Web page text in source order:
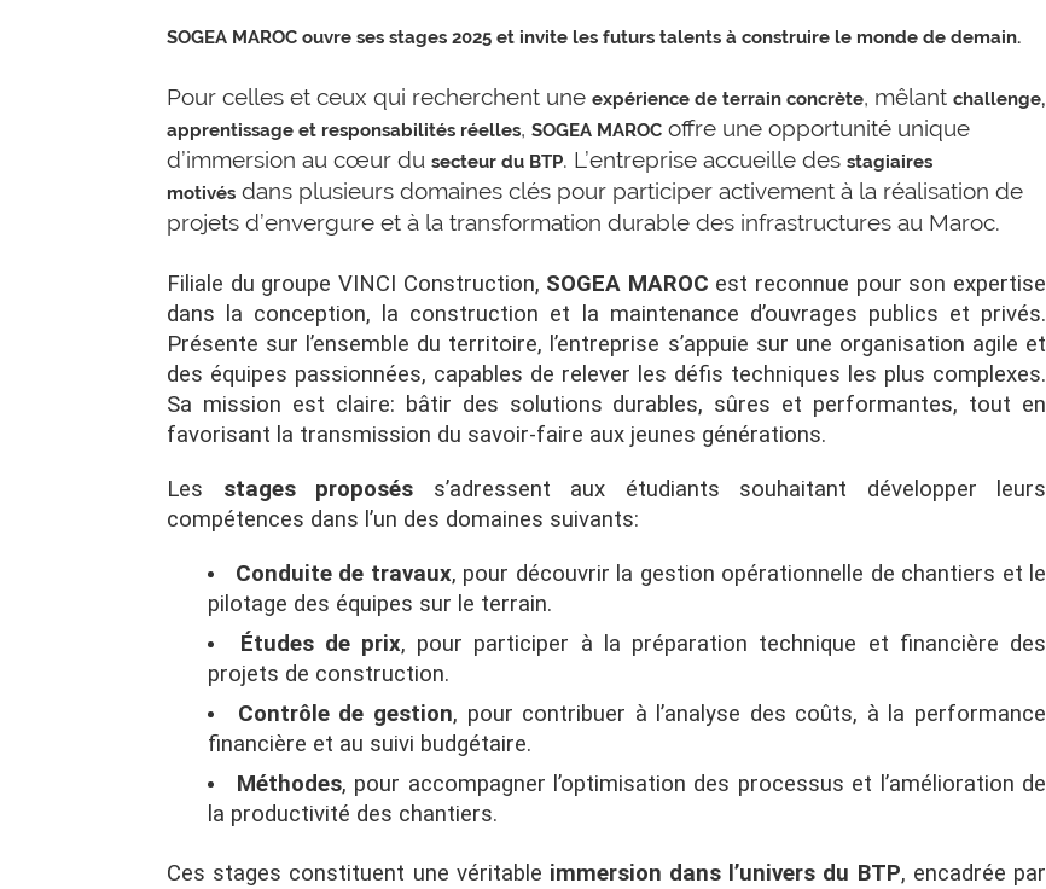
SOGEA MAROC ouvre ses stages 2025 et invite les futurs talents à construire le monde de demain.
Pour celles et ceux qui recherchent une expérience de terrain concrète, mêlant challenge,
apprentissage et responsabilités réelles, SOGEA MAROC offre une opportunité unique
d’immersion au cœur du secteur du BTP. L’entreprise accueille des stagiaires
motivés dans plusieurs domaines clés pour participer activement à la réalisation de
projets d’envergure et à la transformation durable des infrastructures au Maroc.
Filiale du groupe VINCI Construction, SOGEA MAROC est reconnue pour son expertise
dans la conception, la construction et la maintenance d’ouvrages publics et privés.
Présente sur l’ensemble du territoire, l’entreprise s’appuie sur une organisation agile et
des équipes passionnées, capables de relever les défis techniques les plus complexes.
Sa mission est claire: bâtir des solutions durables, sûres et performantes, tout en
favorisant la transmission du savoir-faire aux jeunes générations.
Les stages proposés s’adressent aux étudiants souhaitant développer leurs
compétences dans l’un des domaines suivants:
Conduite de travaux, pour découvrir la gestion opérationnelle de chantiers et le
pilotage des équipes sur le terrain.
Études de prix, pour participer à la préparation technique et financière des
projets de construction.
Contrôle de gestion, pour contribuer à l’analyse des coûts, à la performance
financière et au suivi budgétaire.
Méthodes, pour accompagner l’optimisation des processus et l’amélioration de
la productivité des chantiers.
Ces stages constituent une véritable immersion dans l’univers du BTP, encadrée par